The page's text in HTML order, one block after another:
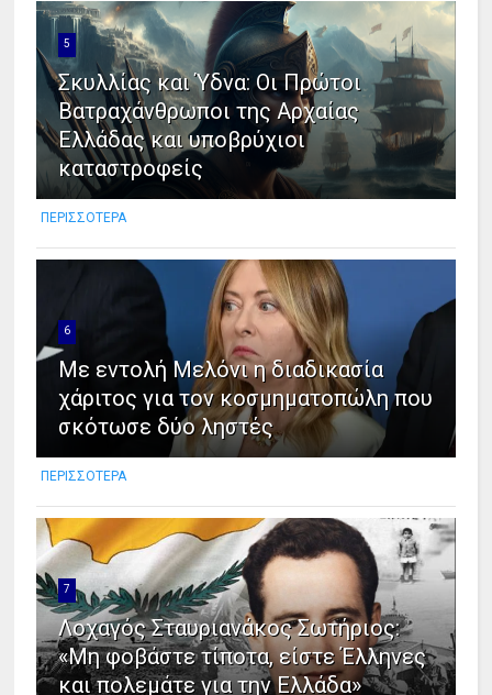
5
Σκυλλίας και Ύδνα: Οι Πρώτοι
Βατραχάνθρωποι της Αρχαίας
Ελλάδας και υποβρύχιοι
καταστροφείς
ΠΕΡΙΣΣΟΤΕΡΑ
6
Με εντολή Μελόνι η διαδικασία
χάριτος για τον κοσμηματοπώλη που
σκότωσε δύο ληστές
ΠΕΡΙΣΣΟΤΕΡΑ
7
Λοχαγός Σταυριανάκος Σωτήριος:
«Μη φοβάστε τίποτα, είστε Έλληνες
και πολεμάτε για την Ελλάδα»